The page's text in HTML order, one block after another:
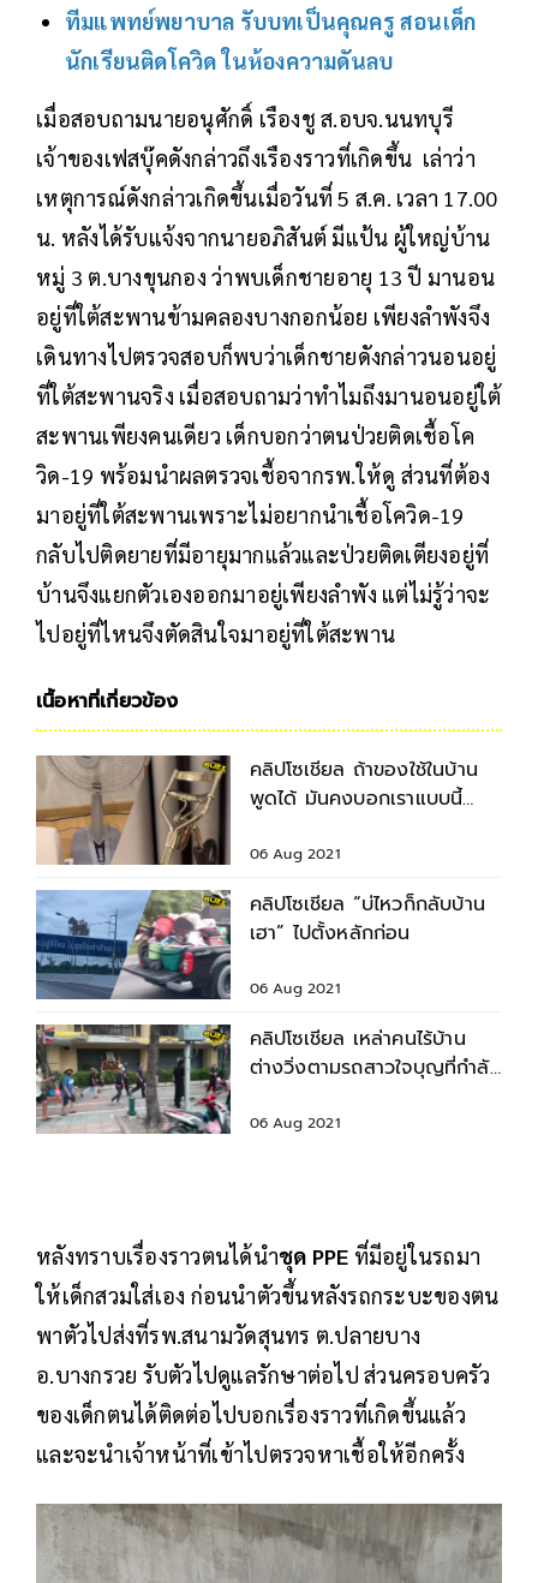
ทีมแพทย์พยาบาล รับบทเป็นคุณครู สอนเด็ก
นักเรียนติดโควิด ในห้องความดันลบ
เมื่อสอบถามนายอนุศักดิ์ เรืองชู ส.อบจ.นนทบุรี
เจ้าของเฟสบุ๊คดังกล่าวถึงเรืองราวที่เกิดขึ้น เล่าว่า
เหตุการณ์ดังกล่าวเกิดขึ้นเมื่อวันที่ 5 ส.ค. เวลา 17.00
น. หลังได้รับแจ้งจากนายอภิสันต์ มีแป้น ผู้ใหญ่บ้าน
หมู่ 3 ต.บางขุนกอง ว่าพบเด็กชายอายุ 13 ปี มานอน
อยู่ที่ใต้สะพานข้ามคลองบางกอกน้อย เพียงลำพังจึง
เดินทางไปตรวจสอบก็พบว่าเด็กชายดังกล่าวนอนอยู่
ที่ใต้สะพานจริง เมื่อสอบถามว่าทำไมถึงมานอนอยู่ใต้
สะพานเพียงคนเดียว เด็กบอกว่าตนป่วยติดเชื้อโค
วิด-19 พร้อมนำผลตรวจเชื้อจากรพ.ให้ดู ส่วนที่ต้อง
มาอยู่ที่ใต้สะพานเพราะไม่อยากนำเชื้อโควิด-19
กลับไปติดยายที่มีอายุมากแล้วและป่วยติดเตียงอยู่ที่
บ้านจึงแยกตัวเองออกมาอยู่เพียงลำพัง แต่ไม่รู้ว่าจะ
ไปอยู่ที่ไหนจึงตัดสินใจมาอยู่ที่ใต้สะพาน
เนื้อหาที่เกี่ยวข้อง
คลิปโซเชียล ถ้าของใช้ในบ้าน
พูดได้ มันคงบอกเราแบบนี้
06 Aug 2021
คลิปโซเชียล “บ่ไหวก็กลับบ้าน
เฮา” ไปตั้งหลักก่อน
06 Aug 2021
คลิปโซเชียล เหล่าคนไร้บ้าน
ต่างวิ่งตามรถสาวใจบุญที่กำลัง
06 Aug 2021
หลังทราบเรื่องราวตนได้นำชุด PPE ที่มีอยู่ในรถมา
ให้เด็กสวมใส่เอง ก่อนนำตัวขึ้นหลังรถกระบะของตน
พาตัวไปส่งที่รพ.สนามวัดสุนทร ต.ปลายบาง
อ.บางกรวย รับตัวไปดูแลรักษาต่อไป ส่วนครอบครัว
ของเด็กตนได้ติดต่อไปบอกเรื่องราวที่เกิดขึ้นแล้ว
และจะนำเจ้าหน้าที่เข้าไปตรวจหาเชื้อให้อีกครั้ง